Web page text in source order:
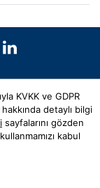
Saklıdır.
KVKK ve GDPR
detaylı bilgi
sayfalarını gözden
kabul